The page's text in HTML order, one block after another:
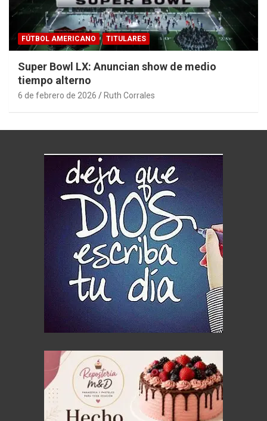
FÚTBOL AMERICANO TITULARES
Super Bowl LX: Anuncian show de medio
tiempo alterno
6 de febrero de 2026 Ruth Corrales